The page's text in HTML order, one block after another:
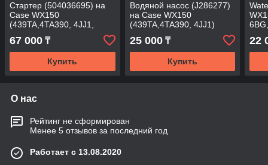
Стартер (504036695) на
Case WX150
(439TA,4TA390, 4JJ1,
67 000 ₸
Купить
Водяной насос (J286277)
на Case WX150
(439TA,4TA390, 4JJ1)
25 000₸
Купить
22
О нас
Рейтинг не сформирован
Менее 5 отзывов за последний год
Работает с 13.08.2020